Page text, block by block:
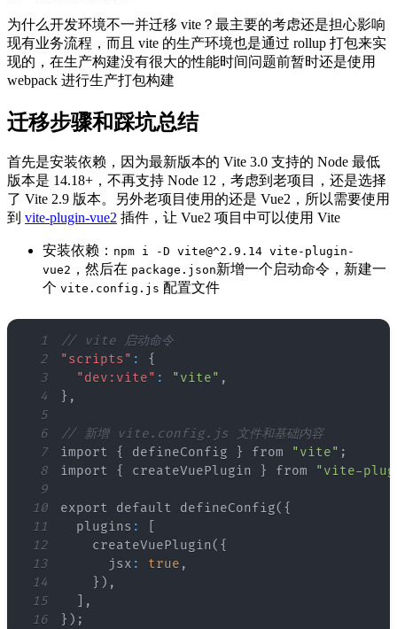
为什么开发环境不一并迁移 vite？最主要的考虑还是担心影响
现有业务流程，而且 vite 的生产环境也是通过 rollup 打包来实
现的，在生产构建没有很大的性能时间问题前暂时还是使用
webpack 进行生产打包构建
迁移步骤和踩坑总结
首先是安装依赖，因为最新版本的 Vite 3.0 支持的 Node 最低
版本是 14.18+，不再支持 Node 12，考虑到老项目，还是选择
了 Vite 2.9 版本。另外老项目使用的还是 Vue2，所以需要使用
到 vite-plugin-vue2 插件，让 Vue2 项目中可以使用 Vite
安装依赖： npm i -D vite@^2.9.14 vite-plugin-
vue2 ，然后在 package.json新增一个启动命令，新建一
个 vite.config.js 配置文件
1
// vite 启动命令
2
"scripts" :
{
3
"dev:vite" : "vite" ,
4
} ,
5
6
// 新增 vite.config.js 文件和基础内容
7
import { defineConfig } from "vite"
8
import { createVuePlugin } from
"vite-
9
10
export default defineConfig( {
11
  plugins
:
12
    createVuePlugin(
{
13
      jsx
: true ,
14
} ) ,
15
,
16
} );